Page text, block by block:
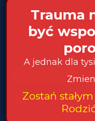
Bądź na
się na
Podaj swój adres e-mail
Akceptuję Politykę
otrzymywanie
Chcę otrzymywać